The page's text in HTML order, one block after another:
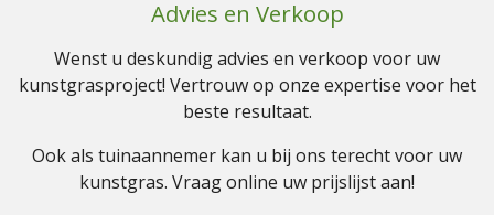
Advies en Verkoop
Wenst u deskundig advies en verkoop voor uw
kunstgrasproject! Vertrouw op onze expertise voor het
beste resultaat.
Ook als tuinaannemer kan u bij ons terecht voor uw
kunstgras. Vraag online uw prijslijst aan!